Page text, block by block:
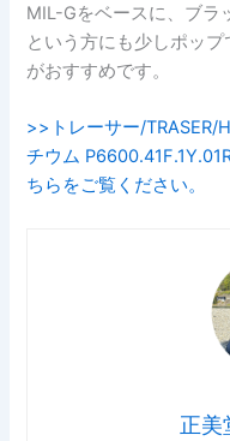
MIL-Gをベースに、ブラ
という方にも少しポッ
がおすすめです。
>>トレーサー/TRASER/
チウム
ちらをご覧ください。
正美